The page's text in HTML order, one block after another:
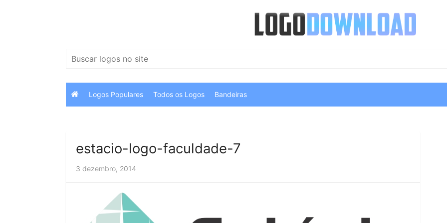
Pesquisar
Logos Populares Todos os Logos Bandeiras
estacio-logo-faculdade-7
3 dezembro, 2014